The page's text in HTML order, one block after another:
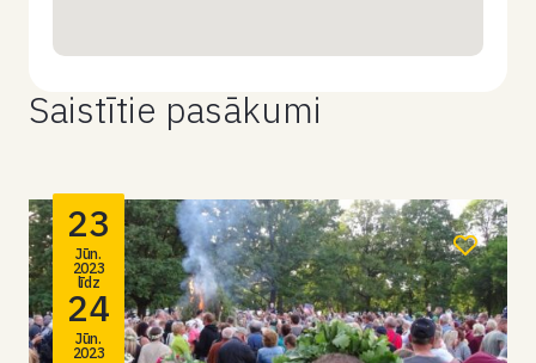
Saistītie pasākumi
23
Jūn.
2023
līdz
24
Jūn.
2023